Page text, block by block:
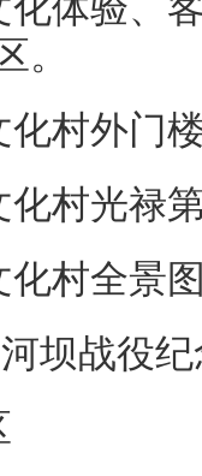
。
化村外门
化村光禄
化村全景
坝战役